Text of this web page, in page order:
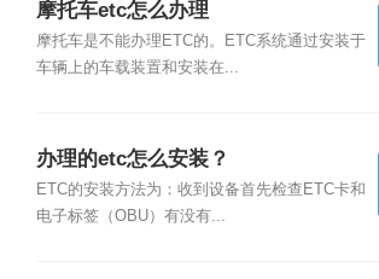
摩托车etc怎么办理
摩托车是不能办理ETC的。ETC系统通过安装于
车辆上的车载装置和安装在...
办理的etc怎么安装？
ETC的安装方法为：收到设备首先检查ETC卡和
电子标签（OBU）有没有...